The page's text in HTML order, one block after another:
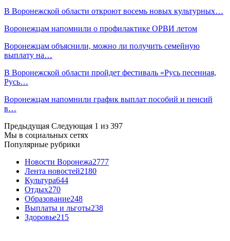
В Воронежской области откроют восемь новых культурных…
Воронежцам напомнили о профилактике ОРВИ летом
Воронежцам объяснили, можно ли получить семейную
выплату на…
В Воронежской области пройдет фестиваль «Русь песенная,
Русь…
Воронежцам напомнили график выплат пособий и пенсий
в…
Предыдущая Следующая 1 из 397
Мы в социальных сетях
Популярные рубрики
Новости Воронежа2777
Лента новостей2180
Культура644
Отдых270
Образование248
Выплаты и льготы238
Здоровье215